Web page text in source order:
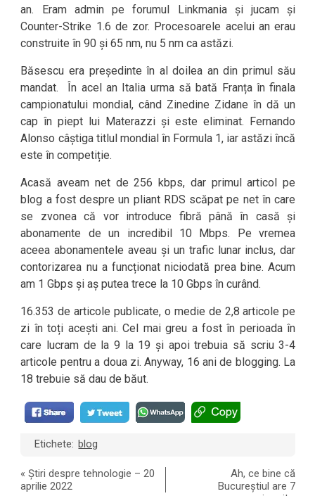
an. Eram admin pe forumul Linkmania și jucam și
Counter-Strike 1.6 de zor. Procesoarele acelui an erau
construite în 90 și 65 nm, nu 5 nm ca astăzi.
Băsescu era președinte în al doilea an din primul său
mandat. În acel an Italia urma să bată Franța în finala
campionatului mondial, când Zinedine Zidane în dă un
cap în piept lui Materazzi și este eliminat. Fernando
Alonso câștiga titlul mondial în Formula 1, iar astăzi încă
este în competiție.
Acasă aveam net de 256 kbps, dar primul articol pe
blog a fost despre un pliant RDS scăpat pe net în care
se zvonea că vor introduce fibră până în casă și
abonamente de un incredibil 10 Mbps. Pe vremea
aceea abonamentele aveau și un trafic lunar inclus, dar
contorizarea nu a funcționat niciodată prea bine. Acum
am 1 Gbps și aș putea trece la 10 Gbps în curând.
16.353 de articole publicate, o medie de 2,8 articole pe
zi în toți acești ani. Cel mai greu a fost în perioada în
care lucram de la 9 la 19 și apoi trebuia să scriu 3-4
articole pentru a doua zi. Anyway, 16 ani de blogging. La
18 trebuie să dau de băut.
Etichete: blog
«Știri despre tehnologie – 20
aprilie 2022
Ah, ce bine că
Bucureștiul are 7